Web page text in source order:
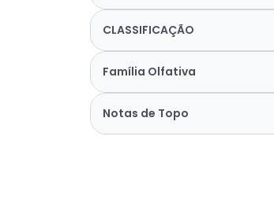
CLASSIFICAÇÃO
Família Olfativa
Notas de Topo